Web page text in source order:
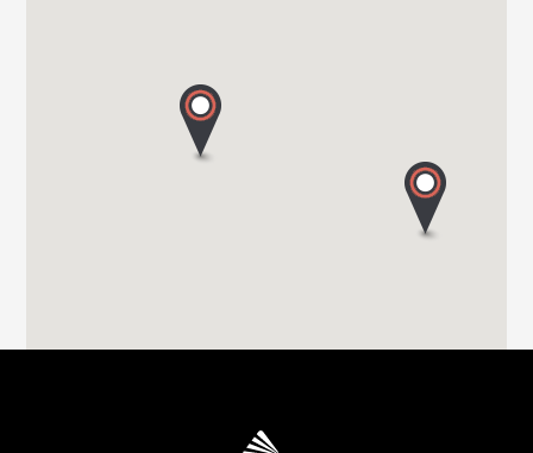
22063 CANTU (Co)
Tel. 0039 031 713636